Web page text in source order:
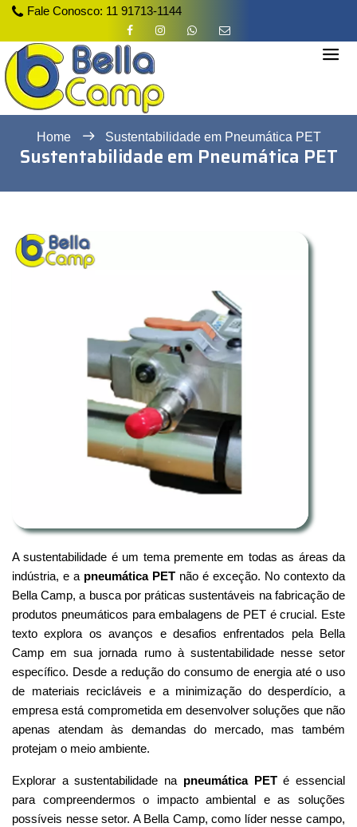
Fale Conosco: 11 91713-1144
Home Sustentabilidade em Pneumática PET
Sustentabilidade em Pneumática PET
A sustentabilidade é um tema premente em todas as áreas da
indústria, e a pneumática PET não é exceção. No contexto da
Bella Camp, a busca por práticas sustentáveis na fabricação de
produtos pneumáticos para embalagens de PET é crucial. Este
texto explora os avanços e desafios enfrentados pela Bella
Camp em sua jornada rumo à sustentabilidade nesse setor
específico. Desde a redução do consumo de energia até o uso
de materiais recicláveis e a minimização do desperdício, a
empresa está comprometida em desenvolver soluções que não
apenas atendam às demandas do mercado, mas também
protejam o meio ambiente.
Explorar a sustentabilidade na pneumática PETé essencial
para compreendermos o impacto ambiental e as soluções
possíveis nesse setor. A Bella Camp, como líder nesse campo,